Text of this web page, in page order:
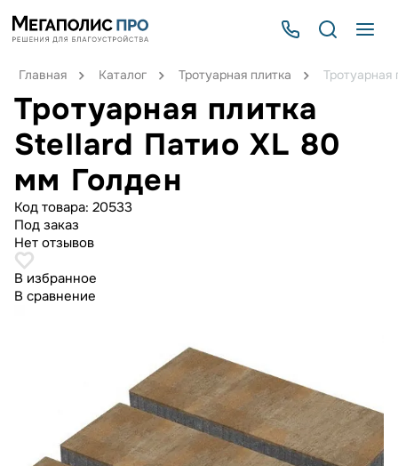
Главная Каталог Тротуарная плитка
Тротуарная плитка
Stellard Патио XL 80
мм Голден
Код товара: 20533
Под заказ
Нет отзывов
В избранное
В сравнение